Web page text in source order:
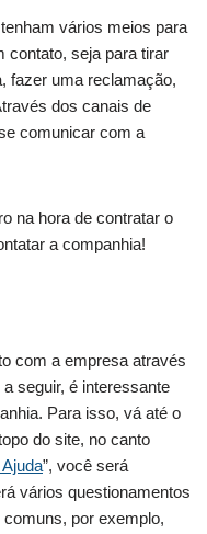
vários meios para
contato, seja para tirar
fazer uma reclamação,
dos canais de
comunicar com a
na hora de contratar o
a companhia!
com a empresa através
seguir, é interessante
Para isso, vá até o
do site, no canto
”, você será
vários questionamentos
por exemplo,